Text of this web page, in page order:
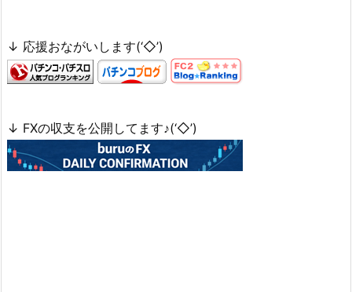
↓ 応援おながいします(‘◇’)ゞ
↓ FXの収支を公開してます♪(‘◇’)ゞ